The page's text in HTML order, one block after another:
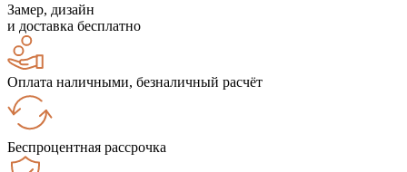
Замер, дизайн
и доставка бесплатно
Оплата наличными, безналичный расчёт
Беспроцентная рассрочка